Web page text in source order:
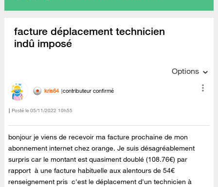
facture déplacement technicien
indû imposé
Options
kris64 contributeur confirmé
Posté le ‎05/11/2022 10h55
bonjour je viens de recevoir ma facture prochaine de mon
abonnement internet chez orange. Je suis désagréablement
surpris car le montant est quasiment doublé (108.76€) par
rapport à une facture habituelle aux alentours de 54€
renseignement pris c'est le déplacement d'un technicien à